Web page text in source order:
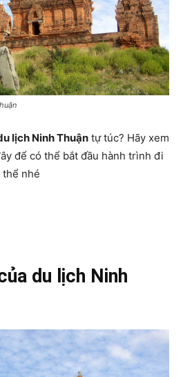
lịch Ninh Thuận tự túc? Hãy xem
để có thể bắt đầu hành trình đi
thể nhé
du lịch Ninh